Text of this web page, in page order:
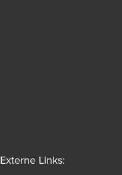
Externe Links: